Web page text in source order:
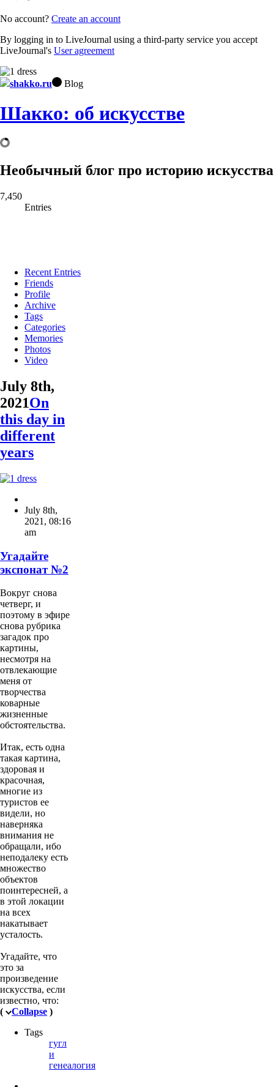
No account? Create an account
By logging in to LiveJournal using a third-party service you accept
LiveJournal's User agreement
shakko.ru Blog
Шакко: об искусстве
Необычный блог про историю искусства
7,450
Entries
Recent Entries
Friends
Profile
Archive
Tags
Categories
Memories
Photos
Video
July 8th,
2021On
this day in
different
years
July 8th,
2021 , 08:16
am
Угадайте
экспонат №2
Вокруг снова
четверг, и
поэтому в эфире
снова рубрика
загадок про
картины,
несмотря на
отвлекающие
меня от
творчества
коварные
жизненные
обстоятельства.
Итак, есть одна
такая картина,
здоровая и
красочная,
многие из
туристов ее
видели, но
наверняка
внимания не
обращали, ибо
неподалеку есть
множество
объектов
поинтересней, а
в этой локации
на всех
накатывает
усталость.
Угадайте, что
это за
произведение
искусства, если
известно, что:
(
Collapse )
Tags
гугл
и
генеалогия